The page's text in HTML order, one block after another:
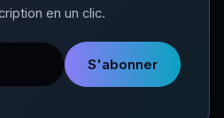
en un clic.
S'abonner